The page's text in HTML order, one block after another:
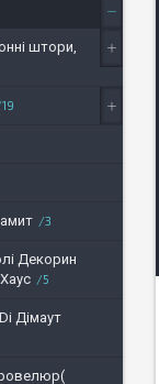
штори,
19
3
Декорин
5
Дімаут